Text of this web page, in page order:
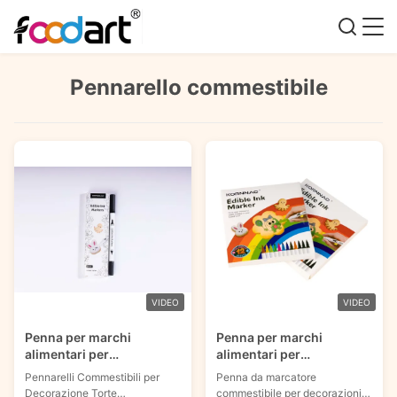
Pennarello commestibile
VIDEO
Penna per marchi
alimentari per
decorazioni di torte verde
arancione blu
Pennarelli Commestibili per
Decorazione Torte
VIDEO
Penna per marchi
alimentari per
decorazioni di torte verde
arancione blu
Penna da marcatore
commestibile per decorazioni